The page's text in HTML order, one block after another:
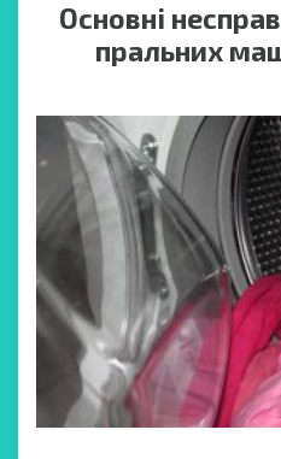
Основні
пральних